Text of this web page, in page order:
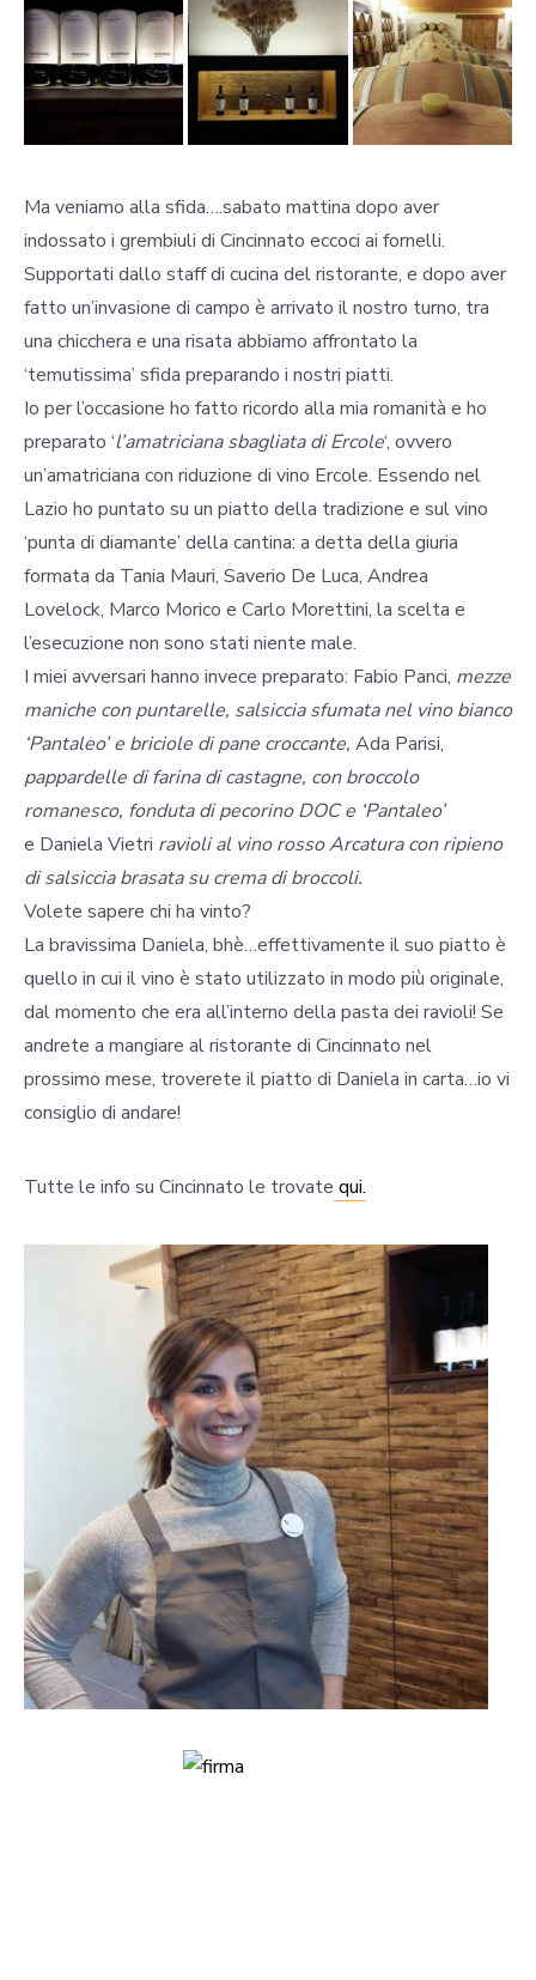
Ma veniamo alla sfida….sabato mattina dopo aver
indossato i grembiuli di Cincinnato eccoci ai fornelli.
Supportati dallo staff di cucina del ristorante, e dopo aver
fatto un’invasione di campo è arrivato il nostro turno, tra
una chicchera e una risata abbiamo affrontato la
‘temutissima’ sfida preparando i nostri piatti.
Io per l’occasione ho fatto ricordo alla mia romanità e ho
preparato ‘l’amatriciana sbagliata di Ercole‘, ovvero
un’amatriciana con riduzione di vino Ercole. Essendo nel
Lazio ho puntato su un piatto della tradizione e sul vino
‘punta di diamante’ della cantina: a detta della giuria
formata da Tania Mauri, Saverio De Luca, Andrea
Lovelock, Marco Morico e Carlo Morettini, la scelta e
l’esecuzione non sono stati niente male.
I miei avversari hanno invece preparato: Fabio Panci, mezze
maniche con puntarelle, salsiccia sfumata nel vino bianco
‘Pantaleo’ e briciole di pane croccante, Ada Parisi,
pappardelle di farina di castagne, con broccolo
romanesco, fonduta di pecorino DOC e ‘Pantaleo’
e Daniela Vietri ravioli al vino rosso Arcatura con ripieno
di salsiccia brasata su crema di broccoli.
Volete sapere chi ha vinto?
La bravissima Daniela, bhè…effettivamente il suo piatto è
quello in cui il vino è stato utilizzato in modo più originale,
dal momento che era all’interno della pasta dei ravioli! Se
andrete a mangiare al ristorante di Cincinnato nel
prossimo mese, troverete il piatto di Daniela in carta…io vi
consiglio di andare!
Tutte le info su Cincinnato le trovate qui.